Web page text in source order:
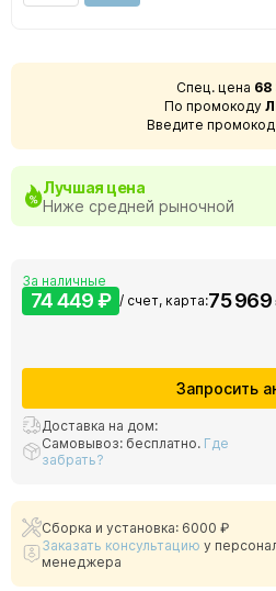
Спец. цена 68
По промокоду
Введите промокод
Лучшая цена
Ниже средней рыночной
За наличные
74 449 ₽ / счет, карта:75 969
Запросить
Доставка на дом:
Самовывоз: бесплатно. Где
забрать?
Сборка и установка: 6000 ₽
Заказать консультацию у
менеджера